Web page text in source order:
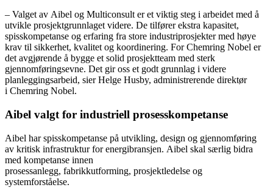
– Valget av Aibel og Multiconsult er et viktig steg i arbeidet med å
utvikle prosjektgrunnlaget videre. De tilfører ekstra kapasitet,
spisskompetanse og erfaring fra store industriprosjekter med høye
krav til sikkerhet, kvalitet og koordinering. For Chemring Nobel er
det avgjørende å bygge et solid prosjektteam med sterk
gjennomføringsevne. Det gir oss et godt grunnlag i videre
planleggingsarbeid, sier Helge Husby, administrerende direktør
i Chemring Nobel.
Aibel valgt for industriell prosesskompetanse
Aibel har spisskompetanse på utvikling, design og gjennomføring
av kritisk infrastruktur for energibransjen. Aibel skal særlig bidra
med kompetanse innen
prosessanlegg, fabrikkutforming, prosjektledelse og
systemforståelse.